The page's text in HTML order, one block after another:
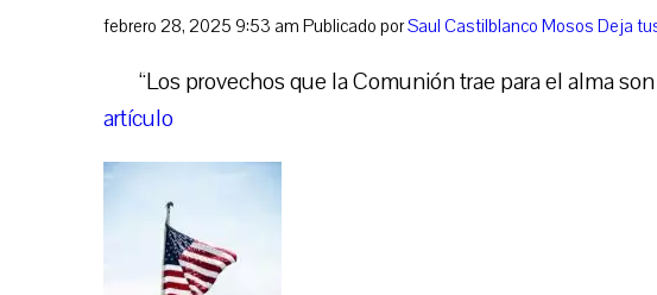
febrero 28, 2025 9:53 am Publicado porSaul Castilblanco Mosos Deja
“Los provechos que la Comunión trae para el alma
artículo